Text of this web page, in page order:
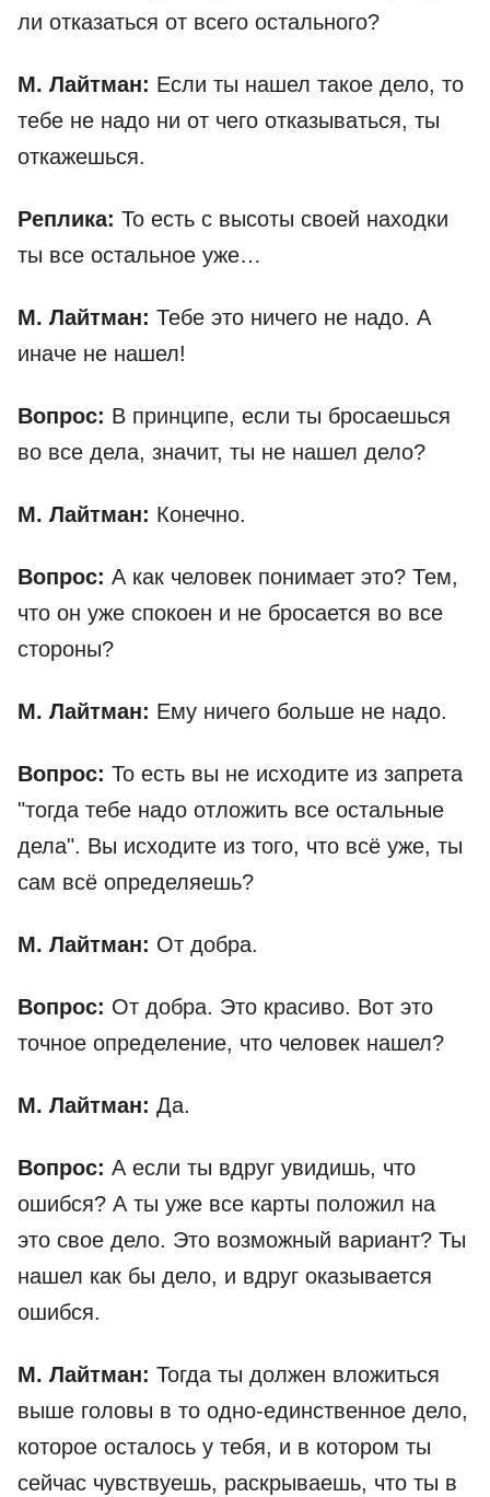
ли отказаться от всего остального?
М. Лайтман: Если ты нашел такое дело, то
тебе не надо ни от чего отказываться, ты
откажешься.
Реплика: То есть с высоты своей находки
ты все остальное уже…
М. Лайтман: Тебе это ничего не надо. А
иначе не нашел!
Вопрос: В принципе, если ты бросаешься
во все дела, значит, ты не нашел дело?
М. Лайтман: Конечно.
Вопрос: А как человек понимает это? Тем,
что он уже спокоен и не бросается во все
стороны?
М. Лайтман: Ему ничего больше не надо.
Вопрос: То есть вы не исходите из запрета
"тогда тебе надо отложить все остальные
дела". Вы исходите из того, что всё уже, ты
сам всё определяешь?
М. Лайтман: От добра.
Вопрос: От добра. Это красиво. Вот это
точное определение, что человек нашел?
М. Лайтман: Да.
Вопрос: А если ты вдруг увидишь, что
ошибся? А ты уже все карты положил на
это свое дело. Это возможный вариант? Ты
нашел как бы дело, и вдруг оказывается
ошибся.
М. Лайтман: Тогда ты должен вложиться
выше головы в то одно-единственное дело,
которое осталось у тебя, и в котором ты
сейчас чувствуешь, раскрываешь, что ты в